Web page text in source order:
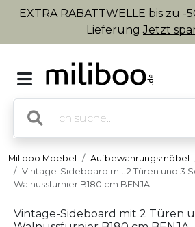
EXTRA RABATTWELLE bis zu -
LieferungJetzt
Miliboo Moebel Aufbewahrungsmöbel
Vintage-Sideboard mit 2 Türen und 3
Walnussfurnier B180 cm BENJA
Vintage-Sideboard mit 2 Türen